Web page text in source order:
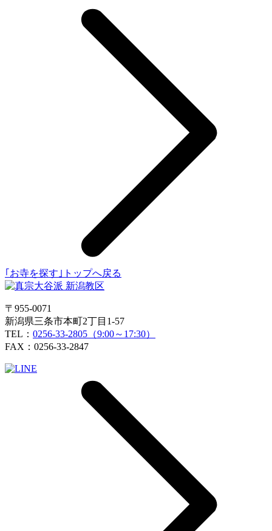
｢お寺を探す｣トップへ戻る
〒955-0071
新潟県三条市本町2丁目1-57
TEL： 0256-33-2805（9:00～17:30）
FAX：0256-33-2847